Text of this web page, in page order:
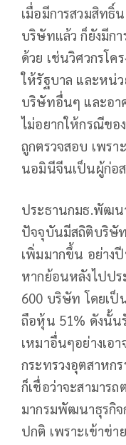
เมื่อมีการสวมสิทธิ์
บริษัทแล้ว ก็ยังมีก
ด้วย เช่นวิศวกรโค
ให้รัฐบาล และหน่
บริษัทอื่นๆ และอา
ไม่อยากให้กรณีขอ
ถูกตรวจสอบ เพร
นอมินีจีนเป็นผู้ก่อส
ประธานกมธ.พัฒน
ปัจจุบันมีสถิติบริษั
เพิ่มมากขึ้น อย่าง
หากย้อนหลังไปป
600 บริษัท โดยเป็
ถือหุ้น 51% ดังนั้น
เหมาอื่นๆอย่างเอา
กระทรวงอุตสาหกร
ก็เชื่อว่าจะสามาร
มากรมพัฒนาธุรกิจ
ปกติ เพราะเข้าข่